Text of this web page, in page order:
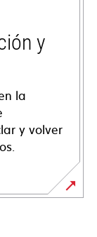
y
la
y volver